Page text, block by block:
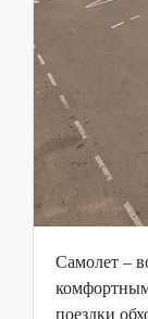
Самолет –
поездки